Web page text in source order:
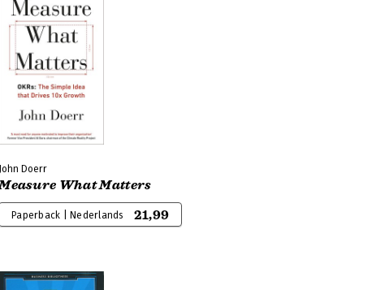
John Doerr
What Matters
Paperback | Nederlands 21,99